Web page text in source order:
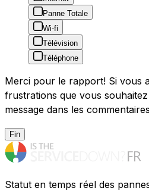
Panne Totale
Wi-fi
Télévision
Téléphone
Merci pour le rapport! Si vous
frustrations que vous
message dans les
Fin
Statut en temps réel des